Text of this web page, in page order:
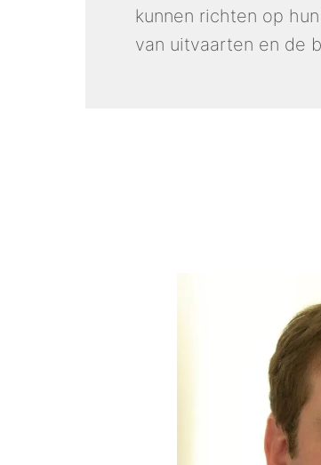
kunnen richten op
van uitvaarten en de